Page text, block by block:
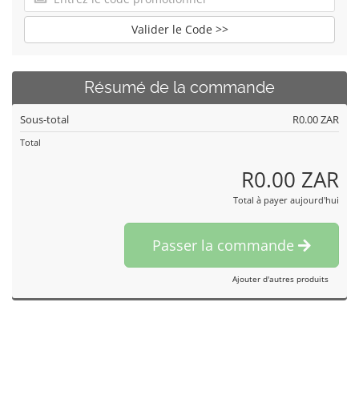
Valider le Code >>
Résumé de la commande
Sous-total R0.00 ZAR
Total
R0.00 ZAR
Total à payer aujourd'hui
Passer la commande
Ajouter d'autres produits